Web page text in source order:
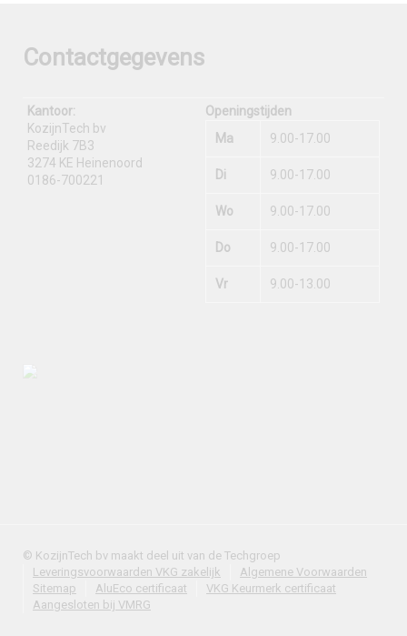
Contactgegevens
Kantoor:
KozijnTech bv
Reedijk 7B3
3274 KE Heinenoord
0186-700221
Openingstijden
Ma
9.00-17.00
Di 9.00-17.00
Wo 9.00-17.00
Do 9.00-17.00
Vr 9.00-13.00
© KozijnTech bv maakt deel uit van de Techgroep
Leveringsvoorwaarden VKG zakelijk
Algemene Voorwaarden
Sitemap
AluEco certificaat
VKG Keurmerk certificaat
Aangesloten bij VMRG